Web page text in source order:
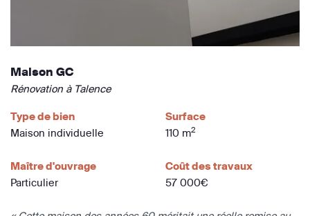
Maison GC
Rénovation à Talence
Type de bien
Maison individuelle
Surface
110 m2
Maître d'ouvrage
Particulier
Coût des travaux
57 000€